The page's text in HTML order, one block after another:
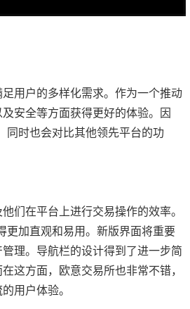
用户的多样化需求。作为一个推动
安全等方面获得更好的体验。因
同时也会对比其他领先平台的功
们在平台上进行交易操作的效率。
更加直观和易用。新版界面将重要
理。导航栏的设计得到了进一步简
这方面，欧意交易所也非常不错，
用户体验。